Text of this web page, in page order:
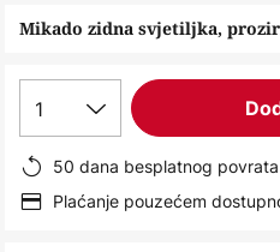
of
images
gallery
Mikado zidna svjetiljka,
1
50 dana besplatnog povrata
Plaćanje pouzećem